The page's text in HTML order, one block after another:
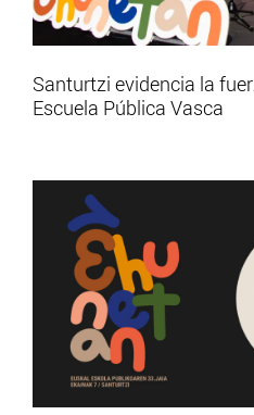
Santurtzi evidencia la
Escuela Pública Vasca